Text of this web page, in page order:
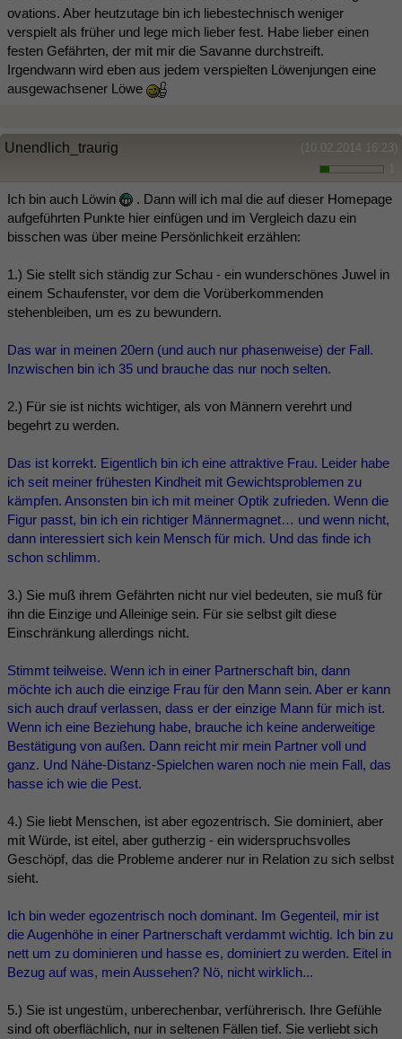
ovations. Aber heutzutage bin ich liebestechnisch weniger
verspielt als früher und lege mich lieber fest. Habe lieber einen
festen Gefährten, der mit mir die Savanne durchstreift.
Irgendwann wird eben aus jedem verspielten Löwenjungen eine
ausgewachsener Löwe
(10.02.2014 16:23)
Unendlich_traurig
Ich bin auch Löwin
. Dann will ich mal die auf dieser Homepage
aufgeführten Punkte hier einfügen und im Vergleich dazu ein
bisschen was über meine Persönlichkeit erzählen:
1.) Sie stellt sich ständig zur Schau - ein wunderschönes Juwel in
einem Schaufenster, vor dem die Vorüberkommenden
stehenbleiben, um es zu bewundern.
Das war in meinen 20ern (und auch nur phasenweise) der Fall.
Inzwischen bin ich 35 und brauche das nur noch selten.
2.) Für sie ist nichts wichtiger, als von Männern verehrt und
begehrt zu werden.
Das ist korrekt. Eigentlich bin ich eine attraktive Frau. Leider habe
ich seit meiner frühesten Kindheit mit Gewichtsproblemen zu
kämpfen. Ansonsten bin ich mit meiner Optik zufrieden. Wenn die
Figur passt, bin ich ein richtiger Männermagnet… und wenn nicht,
dann interessiert sich kein Mensch für mich. Und das finde ich
schon schlimm.
3.) Sie muß ihrem Gefährten nicht nur viel bedeuten, sie muß für
ihn die Einzige und Alleinige sein. Für sie selbst gilt diese
Einschränkung allerdings nicht.
Stimmt teilweise. Wenn ich in einer Partnerschaft bin, dann
möchte ich auch die einzige Frau für den Mann sein. Aber er kann
sich auch drauf verlassen, dass er der einzige Mann für mich ist.
Wenn ich eine Beziehung habe, brauche ich keine anderweitige
Bestätigung von außen. Dann reicht mir mein Partner voll und
ganz. Und Nähe-Distanz-Spielchen waren noch nie mein Fall, das
hasse ich wie die Pest.
4.) Sie liebt Menschen, ist aber egozentrisch. Sie dominiert, aber
mit Würde, ist eitel, aber gutherzig - ein widerspruchsvolles
Geschöpf, das die Probleme anderer nur in Relation zu sich selbst
sieht.
Ich bin weder egozentrisch noch dominant. Im Gegenteil, mir ist
die Augenhöhe in einer Partnerschaft verdammt wichtig. Ich bin zu
nett um zu dominieren und hasse es, dominiert zu werden. Eitel in
Bezug auf was, mein Aussehen? Nö, nicht wirklich...
5.) Sie ist ungestüm, unberechenbar, verführerisch. Ihre Gefühle
sind oft oberflächlich, nur in seltenen Fällen tief. Sie verliebt sich